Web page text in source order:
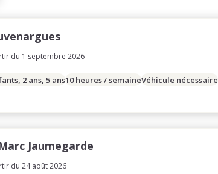
du 1 septembre 2026
2 ans, 5 ans10 heures / semaineVéhicule nécessaire
Jaumegarde
du 24 août 2026